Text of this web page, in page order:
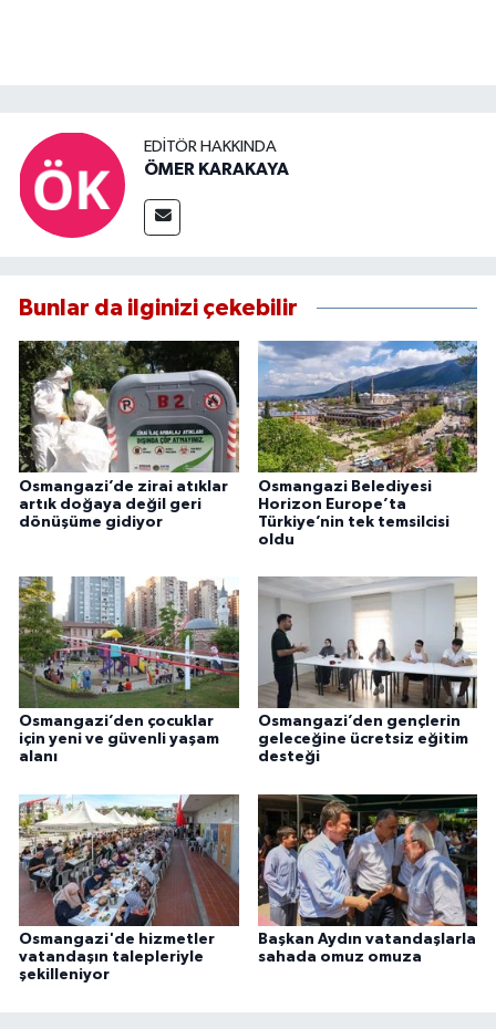
EDITÖR HAKKINDA
ÖMER KARAKAYA
Bunlar da ilginizi çekebilir
Osmangazi’de zirai atıklar
artık doğaya değil geri
dönüşüme gidiyor
Osmangazi Belediyesi
Horizon Europe’ta
Türkiye’nin tek temsilcisi
oldu
Osmangazi’den çocuklar
için yeni ve güvenli yaşam
alanı
Osmangazi’den gençlerin
geleceğine ücretsiz eğitim
desteği
Osmangazi'de hizmetler
vatandaşın talepleriyle
şekilleniyor
Başkan Aydın vatandaşlarla
sahada omuz omuza